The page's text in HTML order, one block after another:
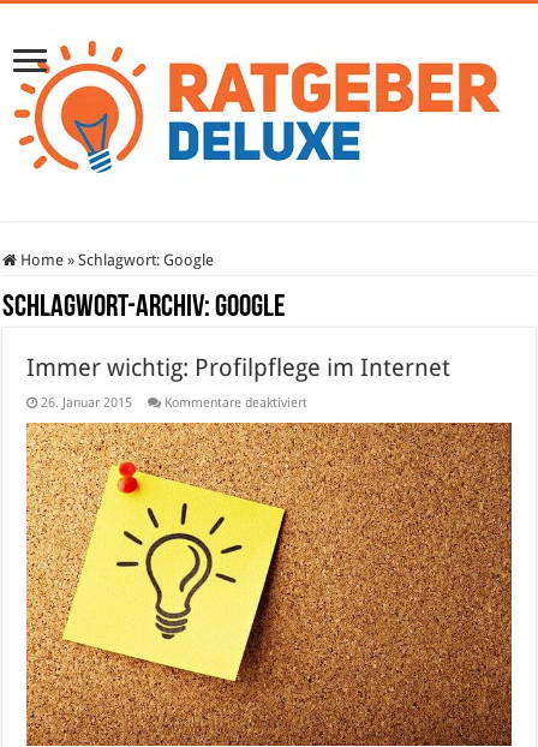
Home » Schlagwort:Google
Schlagwort-Archiv:Google
Immer wichtig: Profilpflege im Internet
26. Januar 2015 Kommentare deaktiviertfür
wichtig:
Profilpflege
im
Internet